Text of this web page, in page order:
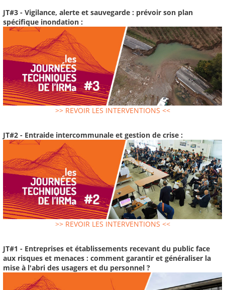
JT#3 - Vigilance, alerte et sauvegarde : prévoir son plan
spécifique inondation :
>> REVOIR LES INTERVENTIONS <<
JT#2 - Entraide intercommunale et gestion de crise :
>> REVOIR LES INTERVENTIONS <<
JT#1 - Entreprises et établissements recevant du public face
aux risques et menaces : comment garantir et généraliser la
mise à l'abri des usagers et du personnel ?